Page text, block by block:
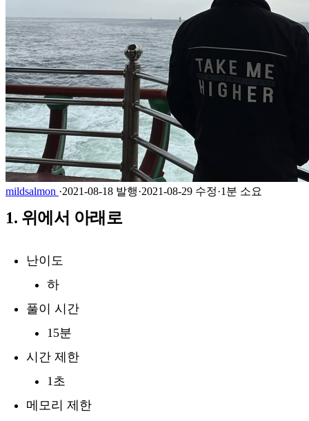
mildsalmon ·2021-08-18 발행·2021-08-29 수정·1분 소요
1. 위에서 아래로
난이도
하
풀이 시간
15분
시간 제한
1초
메모리 제한